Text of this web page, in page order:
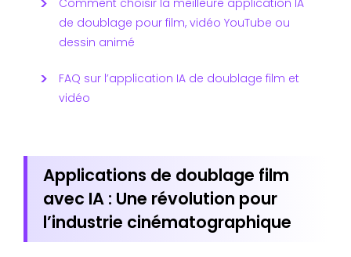
de doublage pour film, vidéo YouTube ou
dessin animé
FAQ sur l’application IA de doublage film et
vidéo
Applications de doublage film
avec IA : Une révolution pour
l’industrie cinématographique